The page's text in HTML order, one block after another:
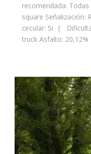
recomendada:
square
circular: Si |
truck Asfalto: